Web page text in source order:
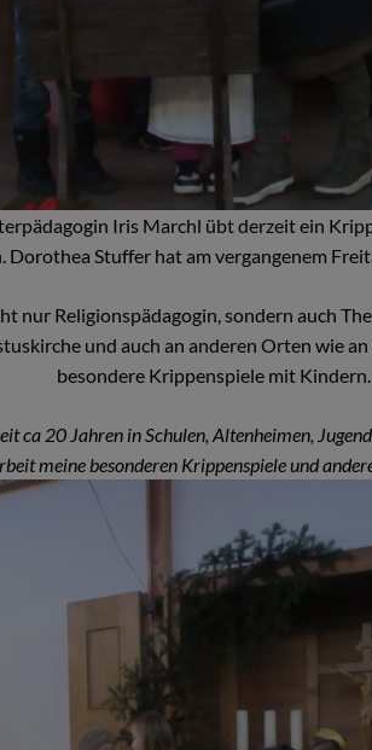
Iris Marchl übt derzeit ein
Dorothea Stuffer hat am vergangenem
nur Religionspädagogin, sondern auch
und auch an anderen Orten wie
besondere Krippenspiele mit Kindern.
ca 20 Jahren in Schulen, Altenheimen,
meine besonderen Krippenspiele und